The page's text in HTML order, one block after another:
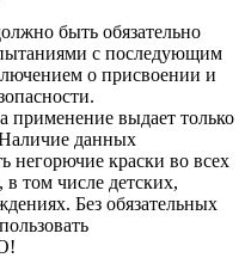
быть обязательно
с последующим
о присвоении и
применение выдает только
данных
негорючие краски во всех
том числе детских,
Без обязательных